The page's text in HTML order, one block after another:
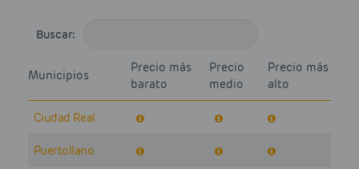
Buscar:
Municipios
Precio más
barato
Precio
medio
Precio más
alto
Ciudad Real
Puertollano